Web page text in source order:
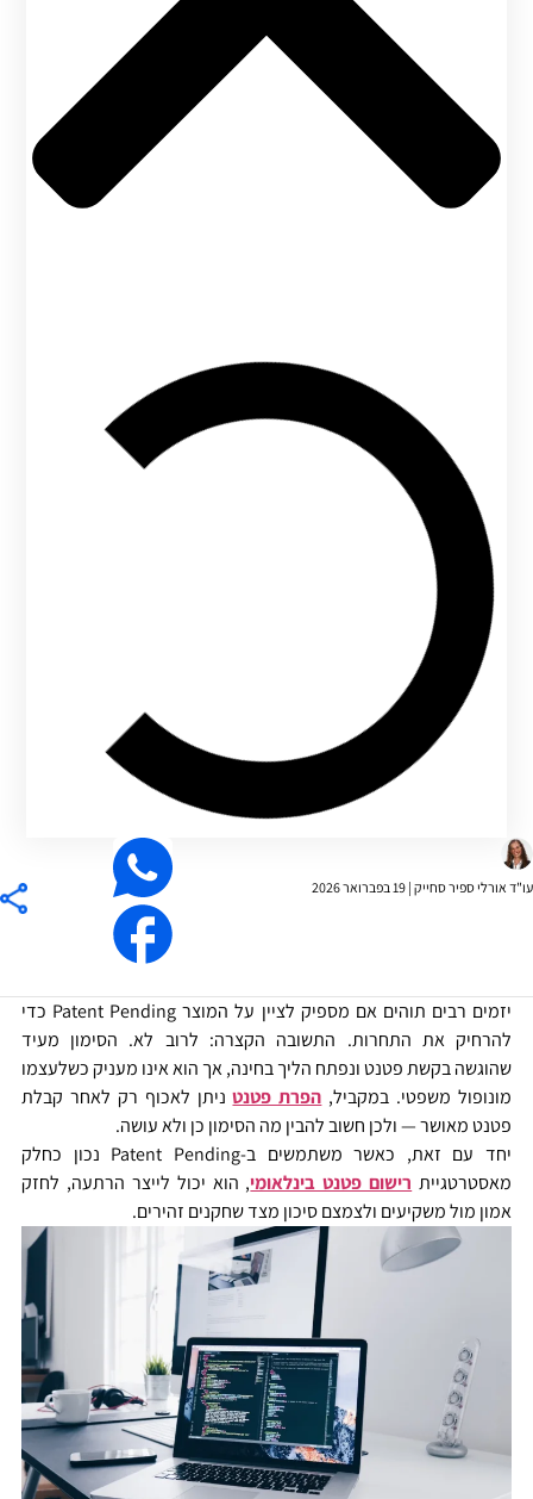
אורלי ספיר סחייק |19 בפברואר 2026
יזמים רבים תוהים אם מספיק לציין על המוצר Patent Pending כדי
להרחיק את התחרות. התשובה הקצרה: לרוב לא. הסימון מעיד
שהוגשה בקשת פטנט ונפתח הליך בחינה, אך הוא אינו מעניק כשלעצמו
מונופול משפטי. במקביל,הפרת פטנטניתן לאכוף רק לאחר קבלת
פטנט מאושר — ולכן חשוב להבין מה הסימון כן ולא עושה.
יחד עם זאת, כאשר משתמשים ב-Patent Pending נכון כחלק
מאסטרטגייתרישום פטנט בינלאומי, הוא יכול לייצר הרתעה, לחזק
אמון מול משקיעים ולצמצם סיכון מצד שחקנים זהירים.